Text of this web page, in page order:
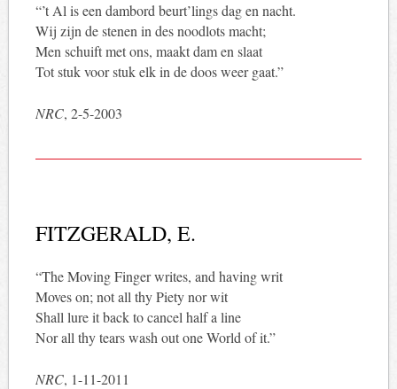
“’t Al is een dambord beurt’lings dag en nacht.
Wij zijn de stenen in des noodlots macht;
Men schuift met ons, maakt dam en slaat
Tot stuk voor stuk elk in de doos weer gaat.”
NRC, 2-5-2003
FITZGERALD, E.
“The Moving Finger writes, and having writ
Moves on; not all thy Piety nor wit
Shall lure it back to cancel half a line
Nor all thy tears wash out one World of it.”
NRC, 1-11-2011